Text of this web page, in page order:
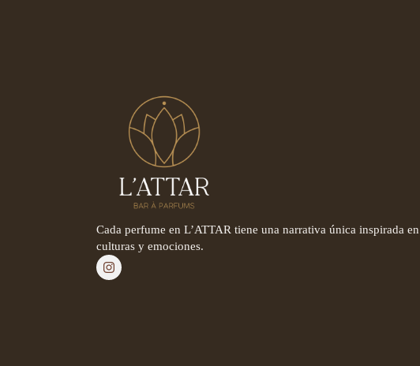
Cada perfume en L’ATTAR tiene una narrativa única inspirada en
culturas y emociones.